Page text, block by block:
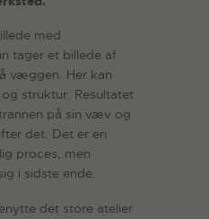
med
tager et billede af
væggen. Her kan
struktur. Resultatet
på sin væv og
det. Det er en
proces, men
i sidste ende.
det store atelier